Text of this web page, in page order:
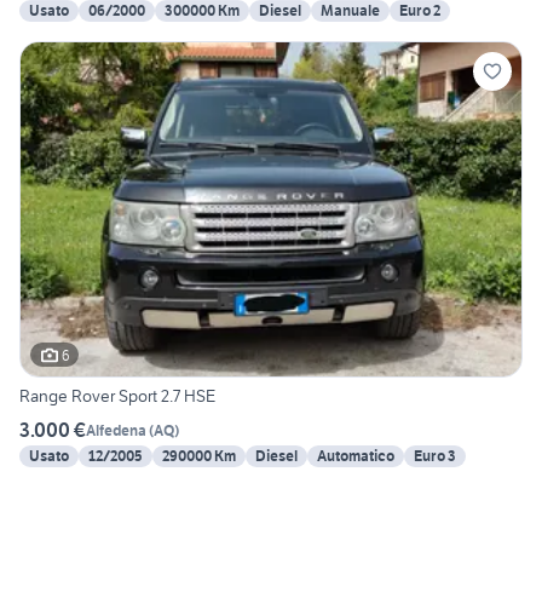
Usato
06/2000 300000 Km Diesel Manuale Euro 2
6
Range Rover Sport 2.7 HSE
3.000 €Alfedena (AQ)
Usato
12/2005 290000 Km Diesel Automatico Euro 3